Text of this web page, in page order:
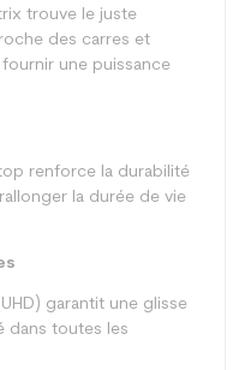
trouve le juste
des carres et
une puissance
renforce la durabilité
la durée de vie
garantit une glisse
dans toutes les